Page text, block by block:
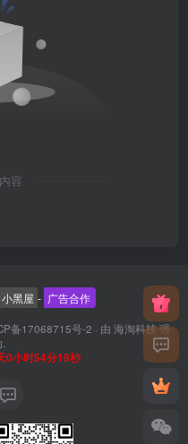
容
小黑屋 - 广告合作
备17068715号-2 · 由 海淘科技强
0小时54分20秒